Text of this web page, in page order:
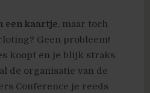
een kaartje, maar toch
Geen probleem!
koopt en je blijk straks
de organisatie van de
Conference je reeds